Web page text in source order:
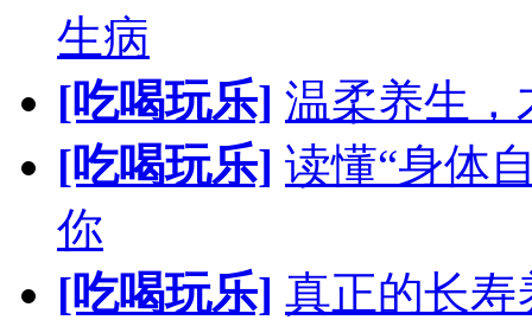
生病
[吃喝玩乐] 温柔养生，
[吃喝玩乐] 读懂“身体
你
[吃喝玩乐] 真正的长寿